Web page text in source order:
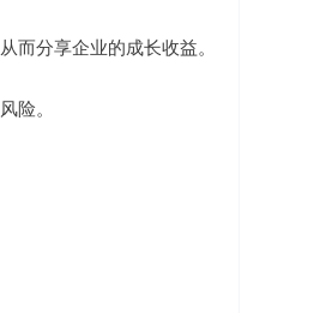
分享企业的成长收益。
险。